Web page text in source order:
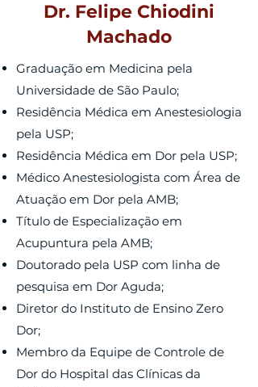
Dr. Felipe Chiodini
Machado
Graduação em Medicina pela
Universidade de São Paulo;
Residência Médica em Anestesiologia
pela USP;
Residência Médica em Dor pela USP;
Médico Anestesiologista com Área de
Atuação em Dor pela AMB;
Título de Especialização em
Acupuntura pela AMB;
Doutorado pela USP com linha de
pesquisa em Dor Aguda;
Diretor do Instituto de Ensino Zero
Dor;
Membro da Equipe de Controle de
Dor do Hospital das Clínicas da